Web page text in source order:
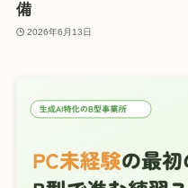
備
2026年6月13日